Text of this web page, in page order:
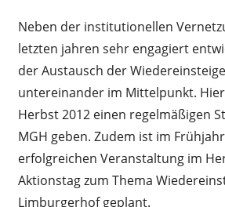
Neben der institutionellen
letzten jahren sehr engagiert
der Austausch der
untereinander im Mittelpunkt.
Herbst 2012 einen regelmäßigen
MGH geben. Zudem ist im
erfolgreichen Veranstaltung im
Aktionstag zum Thema
Limburgerhof geplant.